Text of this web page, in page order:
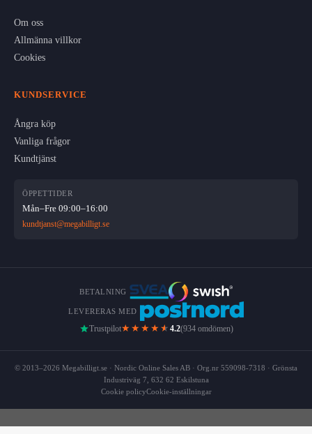
Om oss
Allmänna villkor
Cookies
KUNDSERVICE
Ångra köp
Vanliga frågor
Kundtjänst
ÖPPETTIDER
Mån–Fre 09:00–16:00
kundtjanst@megabilligt.se
BETALNING
LEVERERAS MED
Trustpilot★★★★ ★ 4.2(934 omdömen)
© 2013–2026 Megabilligt.se · Nordic Online Sales AB · Org.nr 559098-7318 · Grönsta
Industriväg 7, 632 62 Eskilstuna
Cookie policyCookie-inställningar